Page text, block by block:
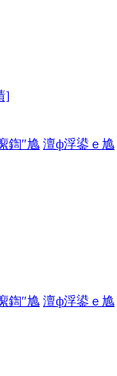
]
鍧″尯 澶ф浮鍙ｅ尯
鍧″尯 澶ф浮鍙ｅ尯